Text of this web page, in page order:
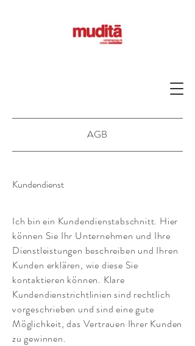
AGB
Kundendienst
Ich bin ein Kundendienstabschnitt. Hier
können Sie Ihr Unternehmen und Ihre
Dienstleistungen beschreiben und Ihren
Kunden erklären, wie diese Sie
kontaktieren können. Klare
Kundendienstrichtlinien sind rechtlich
vorgeschrieben und sind eine gute
Möglichkeit, das Vertrauen Ihrer Kunden
zu gewinnen.